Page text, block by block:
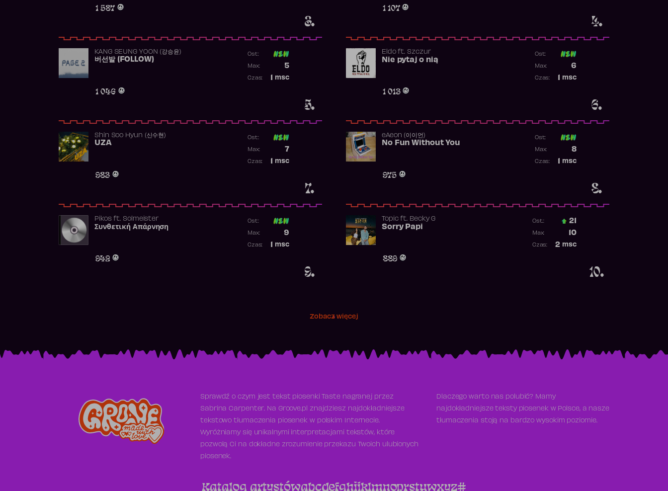
3.
1 587
4.
1 107
5.
KANG SEUNG YOON (강승윤)
버선발 (FOLLOW)
1 046
Ost:
5
Max:
msc
Czas:
6.
Eldoft. Szczur
Nie pytaj o nią
1 013
Ost:
6
Max:
msc
Czas:
7.
Shin Soo Hyun (신수현)
UZA
983
Ost:
7
Max:
msc
Czas:
8.
​eAeon (이이언)
No Fun Without You
975
Ost:
8
Max:
msc
Czas:
9.
Pikosft. Solmeister
Συνθετική Απάρνηση
942
Ost:
9
Max:
msc
Czas:
10.
Topicft. Becky G
Sorry Papi
889
Ost.: 21
10
Max:
2 msc
Czas:
Zobacz więcej
Sprawdź o czym jest tekst piosenki Taste nagranej przez
Sabrina Carpenter. Na Groove.pl znajdziesz najdokładniejsze
tekstowo tłumaczenia piosenek w polskim Internecie.
Wyróżniamy się unikalnymi interpretacjami tekstów, które
pozwolą Ci na dokładne zrozumienie przekazu Twoich ulubionych
piosenek.
Dlaczego warto nas polubić? Mamy
najdokładniejsze teksty piosenek w Polsce, a nasze
tłumaczenia stoją na bardzo wysokim poziomie.
Katalog artystówabcdefghijklmnoprstuwxyz#